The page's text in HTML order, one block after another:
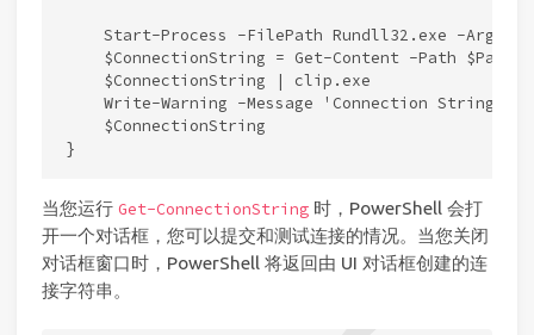
Start-Process -FilePath Rundll32.exe -
$ConnectionString = Get-Content -Path $Path
    $ConnectionString | clip.exe
Write-Warning -Message 'Connection String is
    $ConnectionString
当您运行 Get-ConnectionString 时，PowerShell 会打
开一个对话框，您可以提交和测试连接的情况。当您关闭
对话框窗口时，PowerShell 将返回由 UI 对话框创建的连
接字符串。